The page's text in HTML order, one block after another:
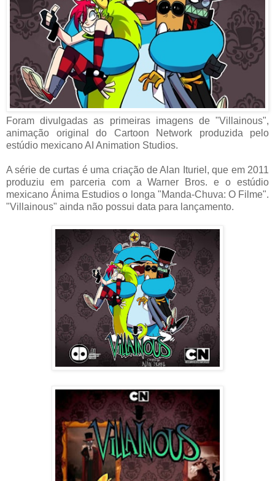
Foram divulgadas as primeiras imagens de "Villainous",
animação original do Cartoon Network produzida pelo
estúdio mexicano AI Animation Studios.
A série de curtas é uma criação de Alan Ituriel, que em 2011
produziu em parceria com a Warner Bros. e o estúdio
mexicano Ánima Estudios o longa "Manda-Chuva: O Filme".
"Villainous" ainda não possui data para lançamento.